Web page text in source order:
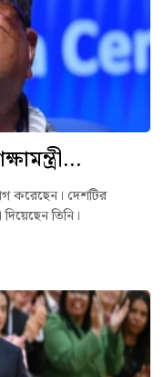
করেছেন। দেশটির
দিয়েছেন তিনি।